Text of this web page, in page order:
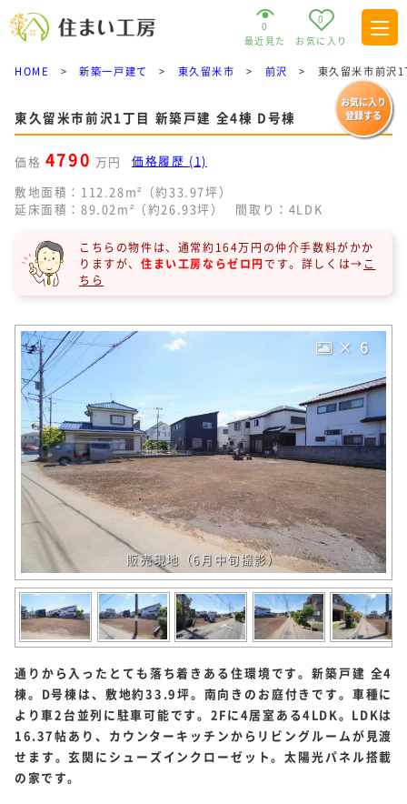
0
最近見た
0
お気に入り
HOME > 新築一戸建て > 東久留米市 > 前沢 > 東久留米市前沢
東久留米市前沢1丁目 新築戸建 全4棟 D号棟
お気に入り
登録する
価格 4790 万円
価格履歴 (1)
敷地面積：112.28m²（約33.97坪）
延床面積：89.02m²（約26.93坪）
間取り：4LDK
こちらの物件は、通常約164万円の仲介手数料がかか
りますが、住まい工房ならゼロ円 です。 詳しくは→ こ
ちら
販売現地（6月中旬撮影）
× 6
通りから入ったとても落ち着きある住環境です。新築戸建 全4
棟。D号棟は、敷地約33.9坪。南向きのお庭付きです。車種に
より車2台並列に駐車可能です。2Fに4居室ある4LDK。LDKは
16.37帖あり、カウンターキッチンからリビングルームが見渡
せます。玄関にシューズインクローゼット。太陽光パネル搭載
の家です。